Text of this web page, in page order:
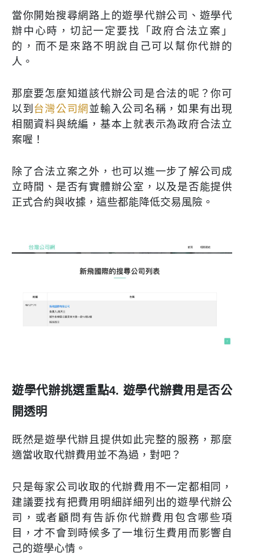
當你開始搜尋網路上的遊學代辦公司、遊學代
辦中心時，切記一定要找「政府合法立案」
的，而不是來路不明說自己可以幫你代辦的
人。
那麼要怎麼知道該代辦公司是合法的呢？你可
以到 台灣公司網 並輸入公司名稱，如果有出現
相關資料與統編，基本上就表示為政府合法立
案喔！
除了合法立案之外，也可以進一步了解公司成
立時間、是否有實體辦公室，以及是否能提供
正式合約與收據，這些都能降低交易風險。
遊學代辦挑選重點4. 遊學代辦費用是否公
開透明
既然是遊學代辦且提供如此完整的服務，那麼
適當收取代辦費用並不為過，對吧？
只是每家公司收取的代辦費用不一定都相同，
建議要找有把費用明細詳細列出的遊學代辦公
司，或者顧問有告訴你代辦費用包含哪些項
目，才不會到時候多了一堆衍生費用而影響自
己的遊學心情。